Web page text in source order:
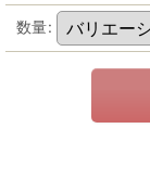
数量: